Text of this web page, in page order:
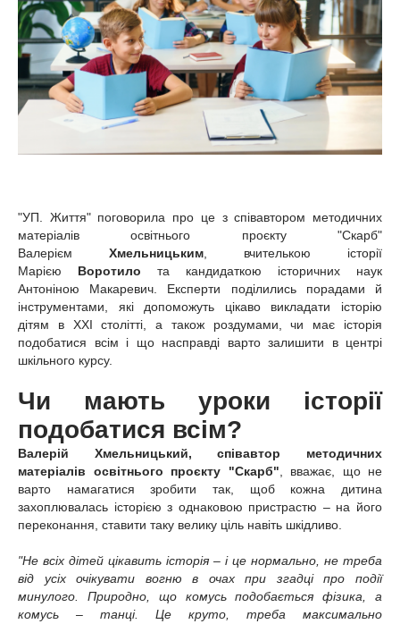
"УП. Життя" поговорила про це з співавтором методичних
матеріалів освітнього проєкту "Скарб"
Валерієм
Хмельницьким, вчителькою історії
Марією
Воротило
та кандидаткою історичних наук
Антоніною Макаревич. Експерти поділились порадами й
інструментами, які допоможуть цікаво викладати історію
дітям в XXI столітті, а також роздумами, чи має історія
подобатися всім і що насправді варто залишити в центрі
шкільного курсу.
Чи мають уроки історії
подобатися всім?
Валерій Хмельницький, співавтор методичних
матеріалів освітнього проєкту "Скарб", вважає, що не
варто намагатися зробити так, щоб кожна дитина
захоплювалась історією з однаковою пристрастю – на його
переконання, ставити таку велику ціль навіть шкідливо.
"Не всіх дітей цікавить історія – і це нормально, не треба
від усіх очікувати вогню в очах при згадці про події
минулого. Природно, що комусь подобається фізика, а
комусь – танці. Це круто, треба максимально